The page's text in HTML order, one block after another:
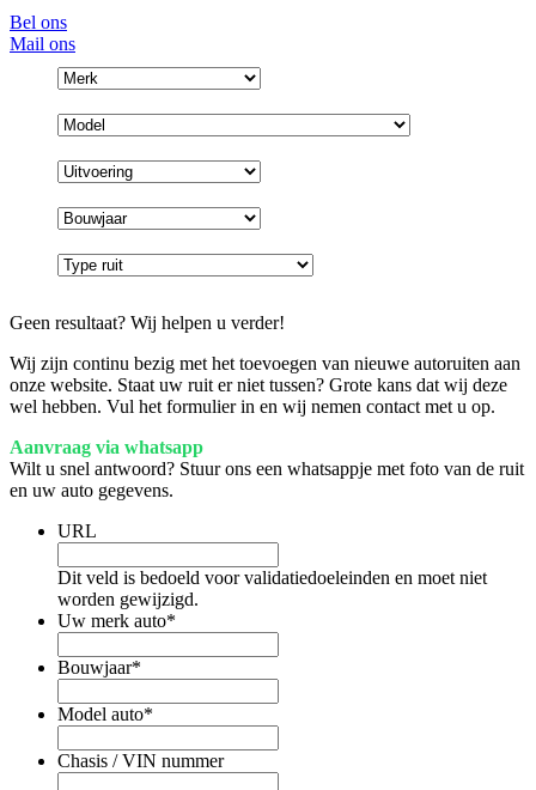
Bel ons
Mail ons
Geen resultaat? Wij helpen u verder!
Wij zijn continu bezig met het toevoegen van nieuwe autoruiten aan
onze website. Staat uw ruit er niet tussen? Grote kans dat wij deze
wel hebben. Vul het formulier in en wij nemen contact met u op.
Aanvraag via whatsapp
Wilt u snel antwoord? Stuur ons een whatsappje met foto van de ruit
en uw auto gegevens.
URL
Dit veld is bedoeld voor validatiedoeleinden en moet niet
worden gewijzigd.
Uw merk auto*
Bouwjaar*
Model auto*
Chasis / VIN nummer